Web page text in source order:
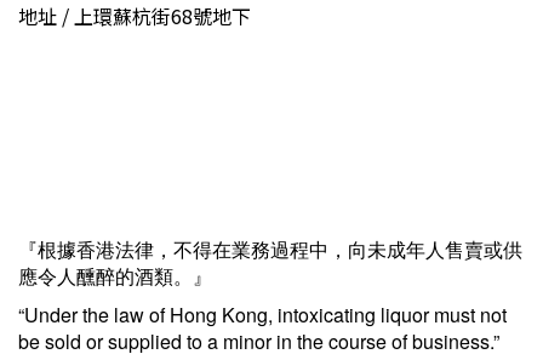
地址 / 上環蘇杭街68號地下
『根據香港法律，不得在業務過程中，向未成年人售賣或供
應令人醺醉的酒類。』
“Under the law of Hong Kong, intoxicating liquor must not
be sold or supplied to a minor in the course of business.”